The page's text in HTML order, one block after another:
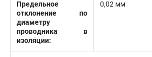
Предельное
отклонение по
диаметру
проводника в
изоляции:
0,02 мм